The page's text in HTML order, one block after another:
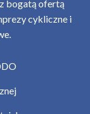
bogatą ofertą
cykliczne i